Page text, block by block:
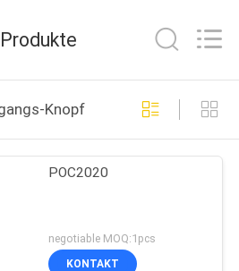
34
Produkte
Knopf
POC2020
negotiable MOQ:1pcs
KONTAKT